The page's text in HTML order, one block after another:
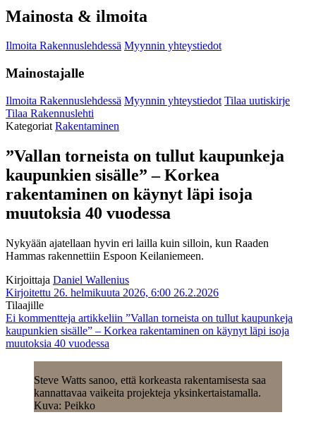
Mainosta & ilmoita
Ilmoita Rakennuslehdessä Myynnin yhteystiedot
Mainostajalle
Ilmoita Rakennuslehdessä Myynnin yhteystiedot Tilaa uutiskirje
Tilaa Rakennuslehti
Kategoriat Rakentaminen
”Vallan torneista on tullut kaupunkeja
kaupunkien sisälle” – Korkea
rakentaminen on käynyt läpi isoja
muutoksia 40 vuodessa
Nykyään ajatellaan hyvin eri lailla kuin silloin, kun Raaden
Hammas rakennettiin Espoon Keilaniemeen.
Kirjoittaja Daniel Wallenius
Kirjoitettu 26. helmikuuta 2026, 6:00 26.2.2026
Tilaajille
Ei kommentteja artikkeliin ”Vallan torneista on tullut kaupunkeja
kaupunkien sisälle” – Korkea rakentaminen on käynyt läpi isoja
muutoksia 40 vuodessa
Steve Watts sanoo, että korkeasta rakentamisesta saa
kannattavaa vaikeita projekteja yksinkertaistamalla.
Kuva: Peikko